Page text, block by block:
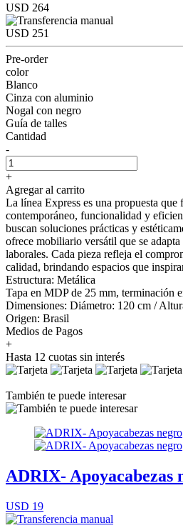
USD 264
USD 251
Pre-order
color
Blanco
Cinza con aluminio
Nogal con negro
Guía de talles
Cantidad
-
+
Agregar al carrito
La línea Express es una propuesta que
contemporáneo, funcionalidad y
buscan soluciones prácticas y
ofrece mobiliario versátil que se
laborales. Cada pieza refleja el
calidad, brindando espacios que
Estructura: Metálica
Tapa en MDP de 25 mm, terminación
Dimensiones: Diámetro: 120 cm /
Origen: Brasil
Medios de Pagos
+
Hasta 12 cuotas sin interés
También te puede interesar
ADRIX- Apoyacabezas
USD 19